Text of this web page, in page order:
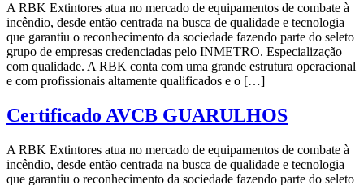
A RBK Extintores atua no mercado de equipamentos de combate à
incêndio, desde então centrada na busca de qualidade e tecnologia
que garantiu o reconhecimento da sociedade fazendo parte do seleto
grupo de empresas credenciadas pelo INMETRO. Especialização
com qualidade. A RBK conta com uma grande estrutura operacional
e com profissionais altamente qualificados e o […]
Certificado AVCB GUARULHOS
A RBK Extintores atua no mercado de equipamentos de combate à
incêndio, desde então centrada na busca de qualidade e tecnologia
que garantiu o reconhecimento da sociedade fazendo parte do seleto